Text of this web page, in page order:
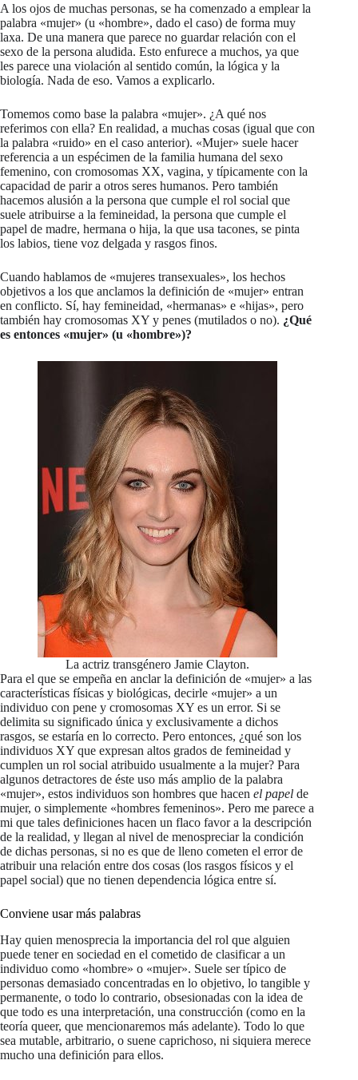
A los ojos de muchas personas, se ha comenzado a emplear la
palabra «mujer» (u «hombre», dado el caso) de forma muy
laxa. De una manera que parece no guardar relación con el
sexo de la persona aludida. Esto enfurece a muchos, ya que
les parece una violación al sentido común, la lógica y la
biología. Nada de eso. Vamos a explicarlo.
Tomemos como base la palabra «mujer». ¿A qué nos
referimos con ella? En realidad, a muchas cosas (igual que con
la palabra «ruido» en el caso anterior). «Mujer» suele hacer
referencia a un espécimen de la familia humana del sexo
femenino, con cromosomas XX, vagina, y típicamente con la
capacidad de parir a otros seres humanos. Pero también
hacemos alusión a la persona que cumple el rol social que
suele atribuirse a la femineidad, la persona que cumple el
papel de madre, hermana o hija, la que usa tacones, se pinta
los labios, tiene voz delgada y rasgos finos.
Cuando hablamos de «mujeres transexuales», los hechos
objetivos a los que anclamos la definición de «mujer» entran
en conflicto. Sí, hay femineidad, «hermanas» e «hijas», pero
también hay cromosomas XY y penes (mutilados o no). ¿Qué
es entonces «mujer» (u «hombre»)?
La actriz transgénero Jamie Clayton.
Para el que se empeña en anclar la definición de «mujer» a las
características físicas y biológicas, decirle «mujer» a un
individuo con pene y cromosomas XY es un error. Si se
delimita su significado única y exclusivamente a dichos
rasgos, se estaría en lo correcto. Pero entonces, ¿qué son los
individuos XY que expresan altos grados de femineidad y
cumplen un rol social atribuido usualmente a la mujer? Para
algunos detractores de éste uso más amplio de la palabra
«mujer», estos individuos son hombres que hacen el papel de
mujer, o simplemente «hombres femeninos». Pero me parece a
mi que tales definiciones hacen un flaco favor a la descripción
de la realidad, y llegan al nivel de menospreciar la condición
de dichas personas, si no es que de lleno cometen el error de
atribuir una relación entre dos cosas (los rasgos físicos y el
papel social) que no tienen dependencia lógica entre sí.
Conviene usar más palabras
Hay quien menosprecia la importancia del rol que alguien
puede tener en sociedad en el cometido de clasificar a un
individuo como «hombre» o «mujer». Suele ser típico de
personas demasiado concentradas en lo objetivo, lo tangible y
permanente, o todo lo contrario, obsesionadas con la idea de
que todo es una interpretación, una construcción (como en la
teoría queer, que mencionaremos más adelante). Todo lo que
sea mutable, arbitrario, o suene caprichoso, ni siquiera merece
mucho una definición para ellos.